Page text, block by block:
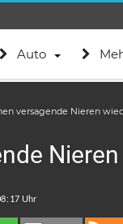
Auto
versagende Nieren
: